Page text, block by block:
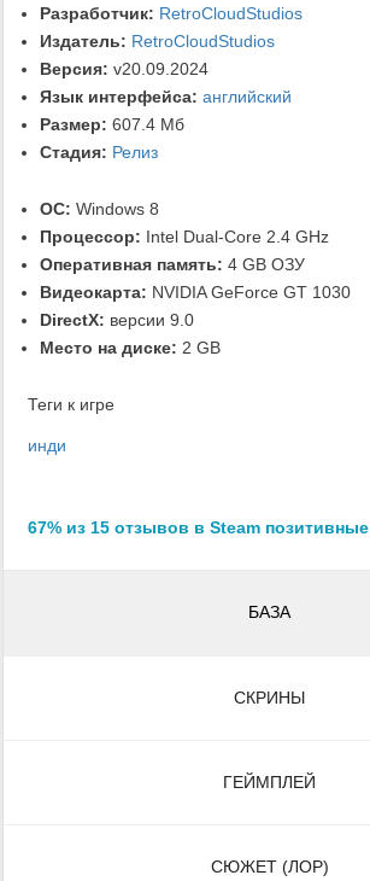
Разработчик: RetroCloudStudios
Издатель: RetroCloudStudios
Версия: v20.09.2024
Язык интерфейса: английский
Размер: 607.4 Мб
Стадия: Релиз
ОС: Windows 8
Процессор: Intel Dual-Core 2.4 GHz
Оперативная память: 4 GB ОЗУ
Видеокарта: NVIDIA GeForce GT 1030
DirectX: версии 9.0
Место на диске: 2 GB
Теги к игре
инди
67% из 15 отзывов в Steam позитивные
БАЗА
СКРИНЫ
ГЕЙМПЛЕЙ
СЮЖЕТ (ЛОР)